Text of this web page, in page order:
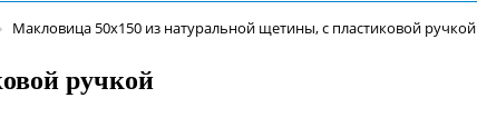
Макловица 50х150 из натуральной щетины, с пластиковой ручкой
ручкой